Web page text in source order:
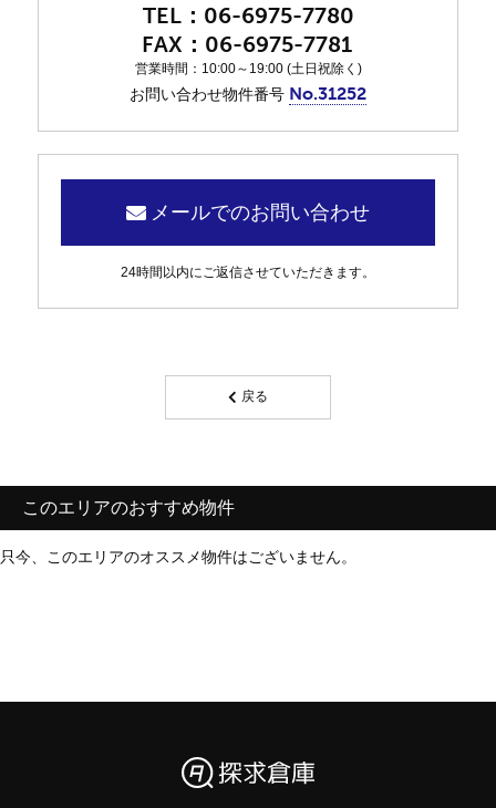
06-6975-7780
06-6975-7781
営業時間：10:00～19:00 (土日祝除く)
お問い合わせ物件番号 No.31252
メールでのお問い合わせ
24時間以内にご返信させていただきます。
戻る
このエリアのおすすめ物件
只今、このエリアのオススメ物件はございません。